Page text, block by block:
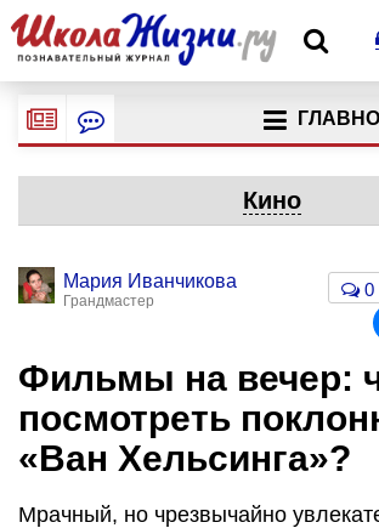
Кино
Мария Иванчикова
Грандмастер
0
Фильмы на вечер:
посмотреть
«Ван Хельсинга»?
Мрачный, но чрезвычайно